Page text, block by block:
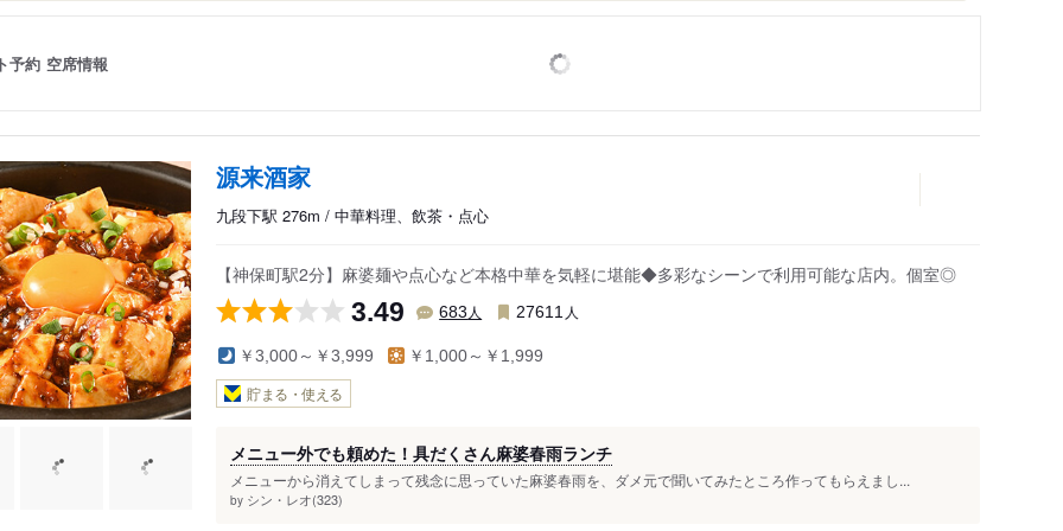
予約 空席情報
源来酒家
九段下駅 276m / 中華料理、飲茶・点心
【神保町駅2分】麻婆麺や点心など本格中華を気軽に堪能◆多彩なシーンで利用可能な店内。個室◎
3.49 683 人 27611 人
￥3,000～￥3,999 ￥1,000～￥1,999
貯まる・使える
メニュー外でも頼めた！具だくさん麻婆春雨ランチ
メニューから消えてしまって残念に思っていた麻婆春雨を、ダメ元で聞いてみたところ作ってもらえまし...
by シン・レオ(323)